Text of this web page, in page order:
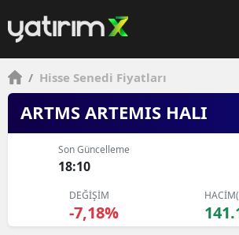
/ Hisse Senedi Fiyatları
ARTMS ARTEMIS HALI
Son Güncelleme
18:10
DEĞİŞİM
-7,18%